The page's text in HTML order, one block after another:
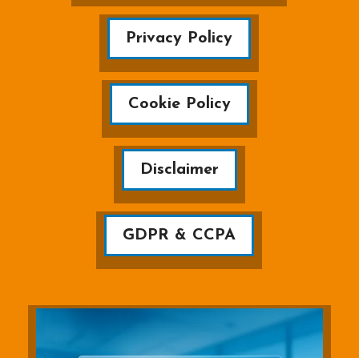
Privacy Policy
Cookie Policy
Disclaimer
GDPR & CCPA